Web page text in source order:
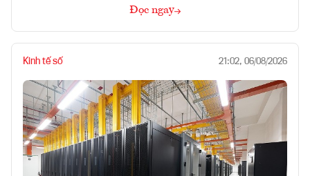
Đọc ngay
Kinh tế số 21:02, 06/08/2026